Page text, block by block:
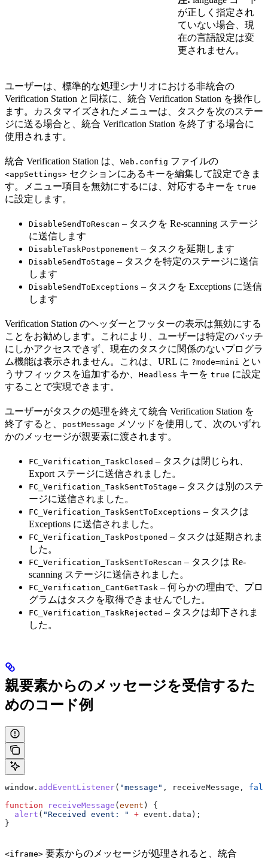
が正しく指定され
ていない場合、現
在の言語設定は変
更されません。
ユーザーは、標準的な処理シナリオにおける非統合の
Verification Station と同様に、統合 Verification Station を操作し
ます。カスタマイズされたメニューは、タスクを次のステー
ジに送る場合と、統合 Verification Station を終了する場合に
使用されます。
統合 Verification Station は、 Web.config ファイルの
<appSettings> セクションにあるキーを編集して設定できま
す。メニュー項目を無効にするには、対応するキーを true
に設定します。
DisableSendToRescan – タスクを Re-scanning ステージ
に送信します
DisableTaskPostponement – タスクを延期します
DisableSendToStage – タスクを特定のステージに送信
します
DisableSendToExceptions – タスクを Exceptions に送信
します
Verification Station のヘッダーとフッターの表示は無効にする
ことをお勧めします。これにより、ユーザーは特定のバッチ
にしかアクセスできず、現在のタスクに関係のないプログラ
ム機能は表示されません。これは、URL に ?mode=mini とい
うサフィックスを追加するか、 Headless キーを true に設定
することで実現できます。
ユーザーがタスクの処理を終えて統合 Verification Station を
終了すると、
postMessage メソッドを使用して、次のいずれ
かのメッセージが親要素に渡されます。
FC_Verification_TaskClosed – タスクは閉じられ、
Export ステージに送信されました。
FC_Verification_TaskSentToStage – タスクは別のステ
ージに送信されました。
FC_Verification_TaskSentToExceptions – タスクは
Exceptions に送信されました。
FC_Verification_TaskPostponed – タスクは延期されま
した。
FC_Verification_TaskSentToRescan – タスクは Re-
scanning ステージに送信されました。
FC_Verification_CantGetTask – 何らかの理由で、プロ
グラムはタスクを取得できませんでした。
FC_Verification_TaskRejected – タスクは却下されま
した。
親要素からのメッセージを受信するた
めのコード例
window . addEventListener( "message" , receiveMessage ,
function receiveMessage ( event ) {
  alert
( "Received event: " + event . data );
}
<iframe> 要素からのメッセージが処理されると、統合